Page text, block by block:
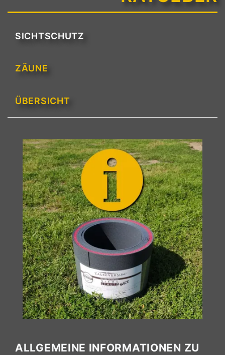
SICHTSCHUTZ
ZÄUNE
ÜBERSICHT
ALLGEMEINE INFORMATIONEN ZU